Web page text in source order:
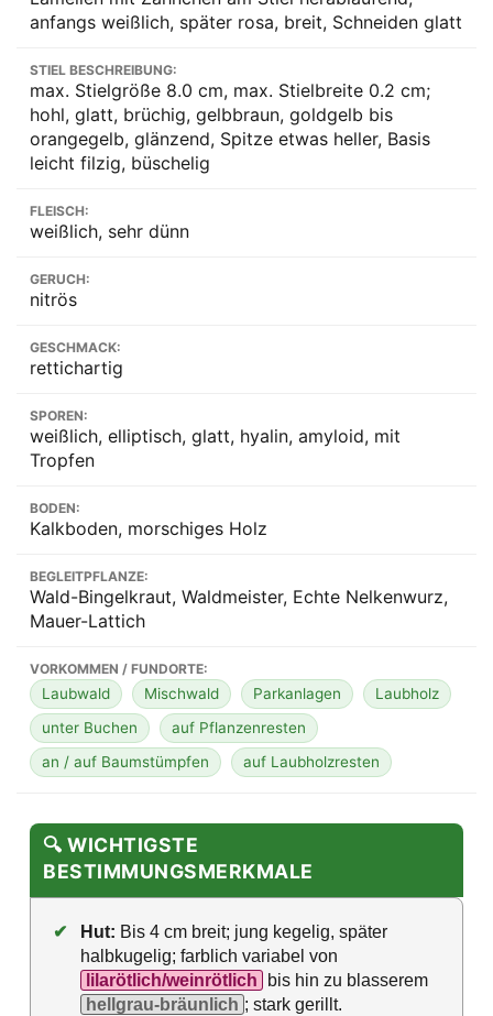
anfangs weißlich, später rosa, breit, Schneiden glatt
STIEL BESCHREIBUNG:
max. Stielgröße 8.0 cm, max. Stielbreite 0.2 cm;
hohl, glatt, brüchig, gelbbraun, goldgelb bis
orangegelb, glänzend, Spitze etwas heller, Basis
leicht filzig, büschelig
FLEISCH:
weißlich, sehr dünn
GERUCH:
nitrös
GESCHMACK:
rettichartig
SPOREN:
weißlich, elliptisch, glatt, hyalin, amyloid, mit
Tropfen
BODEN:
Kalkboden, morschiges Holz
BEGLEITPFLANZE:
Wald-Bingelkraut, Waldmeister, Echte Nelkenwurz,
Mauer-Lattich
VORKOMMEN / FUNDORTE:
Laubwald Mischwald Parkanlagen
Laubholz
unter Buchen
auf Pflanzenresten
an / auf Baumstümpfen
auf Laubholzresten
🔍 WICHTIGSTE
BESTIMMUNGSMERKMALE
✔ Hut: Bis 4 cm breit; jung kegelig, später
halbkugelig; farblich variabel von
lilarötlich/weinrötlich
bis hin zu blasserem
hellgrau-bräunlich ; stark gerillt.